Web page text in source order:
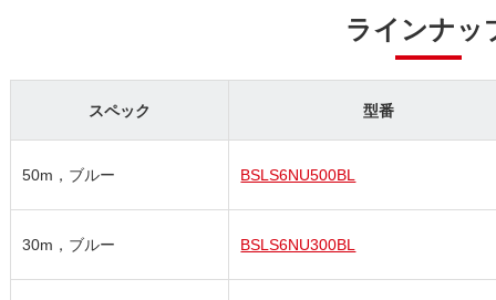
ラインナッ
スペック 型番
50m，ブルー BSLS6NU500BL
30m，ブルー BSLS6NU300BL